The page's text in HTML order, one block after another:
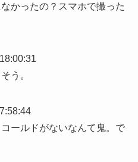
かったの？スマホで撮った
う。
ールドがないなんて鬼。で